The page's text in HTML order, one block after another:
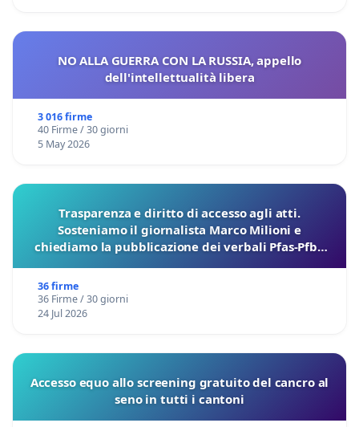
NO ALLA GUERRA CON LA RUSSIA, appello
dell'intellettualità libera
3 016 firme
40 Firme / 30 giorni
5 May 2026
Trasparenza e diritto di accesso agli atti.
Sosteniamo il giornalista Marco Milioni e
chiediamo la pubblicazione dei verbali Pfas-Pfba
36 firme
36 Firme / 30 giorni
24 Jul 2026
Accesso equo allo screening gratuito del cancro al
seno in tutti i cantoni